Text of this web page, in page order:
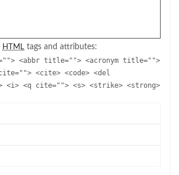
HTML tags and attributes:
<abbr title=""> <acronym title="">
<cite> <code> <del
<i> <q cite=""> <s> <strike> <strong>